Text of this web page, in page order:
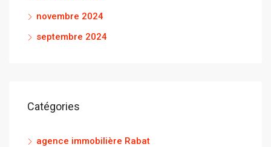
novembre 2024
septembre 2024
Catégories
agence immobilière Rabat